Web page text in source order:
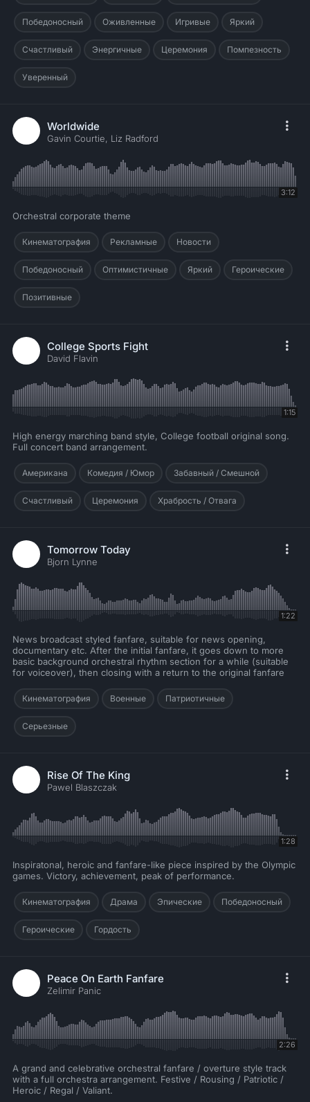
Победоносный Оживленные Игривые Яркий
Счастливый Энергичные Церемония Помпезность
Уверенный
Worldwide
Gavin Courtie, Liz Radford
3:12
Orchestral corporate theme
Кинематография Рекламные Новости
Победоносный Оптимистичные Яркий Героические
Позитивные
College Sports Fight
David Flavin
1:15
High energy marching band style, College football original song.
Full concert band arrangement.
Американа Комедия / Юмор Забавный / Смешной
Счастливый Церемония Храбрость / Отвага
Tomorrow Today
Bjorn Lynne
1:22
News broadcast styled fanfare, suitable for news opening,
documentary etc. After the initial fanfare, it goes down to more
basic background orchestral rhythm section for a while (suitable
for voiceover), then closing with a return to the original fanfare
Кинематография Военные Патриотичные
Серьезные
Rise Of The King
Pawel Blaszczak
1:28
Inspiratonal, heroic and fanfare-like piece inspired by the Olympic
games. Victory, achievement, peak of performance.
Кинематография Драма Эпические Победоносный
Героические Гордость
Peace On Earth Fanfare
Zelimir Panic
2:26
A grand and celebrative orchestral fanfare / overture style track
with a full orchestra arrangement. Festive / Rousing / Patriotic /
Heroic / Regal / Valiant.